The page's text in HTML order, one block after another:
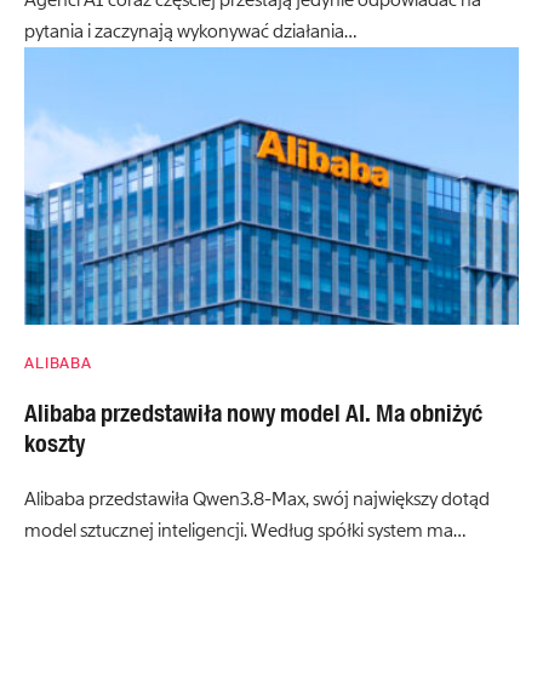
pytania i zaczynają wykonywać działania…
ALIBABA
Alibaba przedstawiła nowy model AI. Ma obniżyć
koszty
Alibaba przedstawiła Qwen3.8-Max, swój największy dotąd
model sztucznej inteligencji. Według spółki system ma…